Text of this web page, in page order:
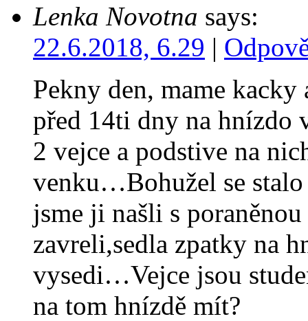
Lenka Novotna says:
22.6.2018, 6.29 |
Pekny den, mame kacky
před 14ti dny na hnízdo
2 vejce a podstive na
venku…Bohužel se stalo
jsme ji našli s
zavreli,sedla zpatky na
vysedi…Vejce jsou
na tom hnízdě mít?